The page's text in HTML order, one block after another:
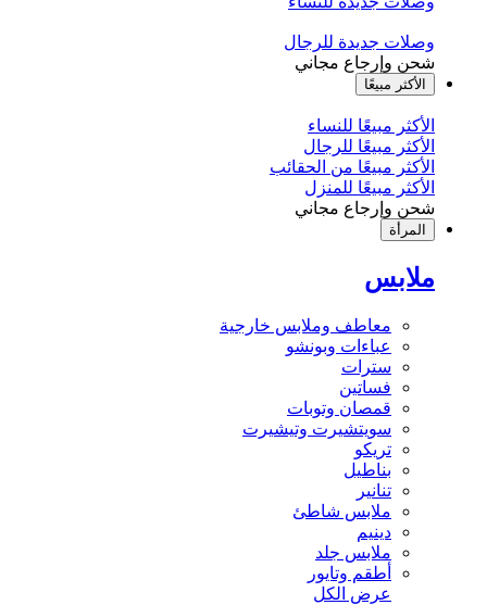
وصلات جديدة للرجال
شحن وإرجاع مجاني
الأكثر مبيعًا
الأكثر مبيعًا للنساء
الأكثر مبيعًا للرجال
الأكثر مبيعًا من الحقائب
الأكثر مبيعًا للمنزل
شحن وإرجاع مجاني
المرأة
ملابس
معاطف وملابس خارجية
عباءات وبونشو
سترات
فساتين
قمصان وتوبات
سويتشيرت وتيشيرت
تريكو
بناطيل
تنانير
ملابس شاطئ
دينيم
ملابس جلد
أطقم وتايور
عرض الكل